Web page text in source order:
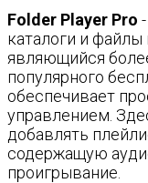
Folder Player Pro
каталоги и
являющийся
популярного
обеспечивает
управлением.
добавлять
содержащую
проигрывание.